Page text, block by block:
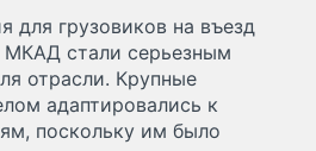
для грузовиков на въезд
МКАД стали серьезным
отрасли. Крупные
адаптировались к
поскольку им было